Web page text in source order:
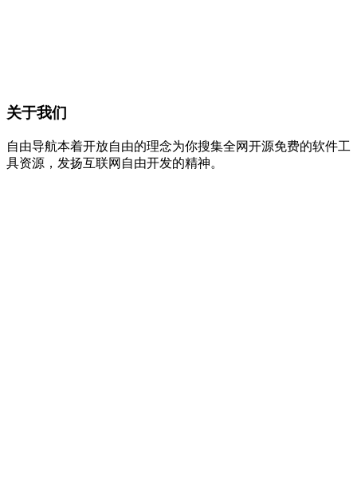
关于我们
自由导航本着开放自由的理念为你搜集全网开源免费的软件工
具资源，发扬互联网自由开发的精神。